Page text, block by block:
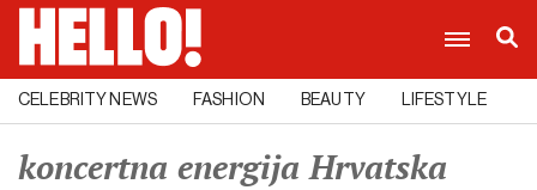
CELEBRITY NEWS FASHION BEAUTY LIFESTYLE
koncertna energija Hrvatska